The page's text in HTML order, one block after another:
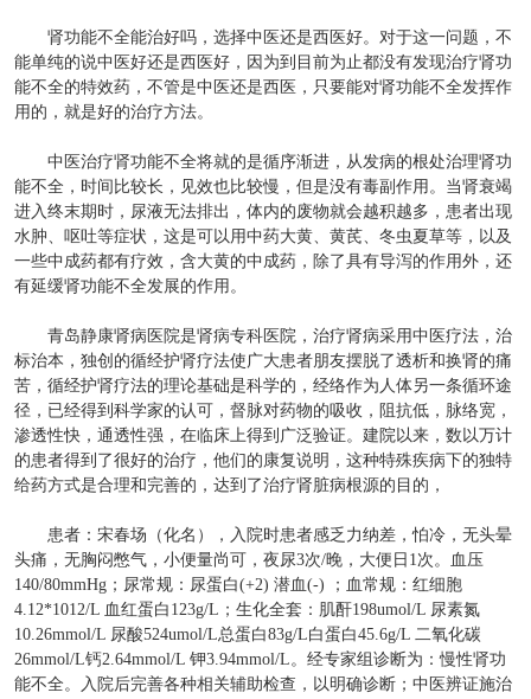
肾功能不全能治好吗，选择中医还是西医好。对于这一问题，不
能单纯的说中医好还是西医好，因为到目前为止都没有发现治疗肾功
能不全的特效药，不管是中医还是西医，只要能对肾功能不全发挥作
用的，就是好的治疗方法。
中医治疗肾功能不全将就的是循序渐进，从发病的根处治理肾功
能不全，时间比较长，见效也比较慢，但是没有毒副作用。当肾衰竭
进入终末期时，尿液无法排出，体内的废物就会越积越多，患者出现
水肿、呕吐等症状，这是可以用中药大黄、黄芪、冬虫夏草等，以及
一些中成药都有疗效，含大黄的中成药，除了具有导泻的作用外，还
有延缓肾功能不全发展的作用。
青岛静康肾病医院是肾病专科医院，治疗肾病采用中医疗法，治
标治本，独创的循经护肾疗法使广大患者朋友摆脱了透析和换肾的痛
苦，循经护肾疗法的理论基础是科学的，经络作为人体另一条循环途
径，已经得到科学家的认可，督脉对药物的吸收，阻抗低，脉络宽，
渗透性快，通透性强，在临床上得到广泛验证。建院以来，数以万计
的患者得到了很好的治疗，他们的康复说明，这种特殊疾病下的独特
给药方式是合理和完善的，达到了治疗肾脏病根源的目的，
患者：宋春场（化名），入院时患者感乏力纳差，怕冷，无头晕
头痛，无胸闷憋气，小便量尚可，夜尿3次/晚，大便日1次。血压
140/80mmHg；尿常规：尿蛋白(+2) 潜血(-) ；血常规：红细胞
4.12*1012/L 血红蛋白123g/L；生化全套：肌酐198umol/L 尿素氮
10.26mmol/L 尿酸524umol/L总蛋白83g/L白蛋白45.6g/L 二氧化碳
26mmol/L钙2.64mmol/L 钾3.94mmol/L。经专家组诊断为：慢性肾功
能不全。入院后完善各种相关辅助检查，以明确诊断；中医辨证施治